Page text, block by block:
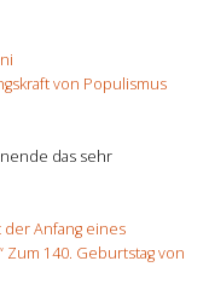
von Populismus
das sehr
der Anfang eines
140. Geburtstag von